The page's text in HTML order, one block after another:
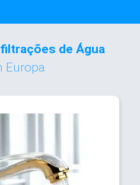
de Água
Europa